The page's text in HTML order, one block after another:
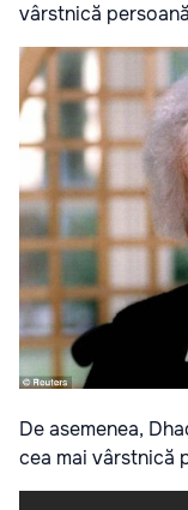
vârstnică
De asemenea,
cea mai vârstnică